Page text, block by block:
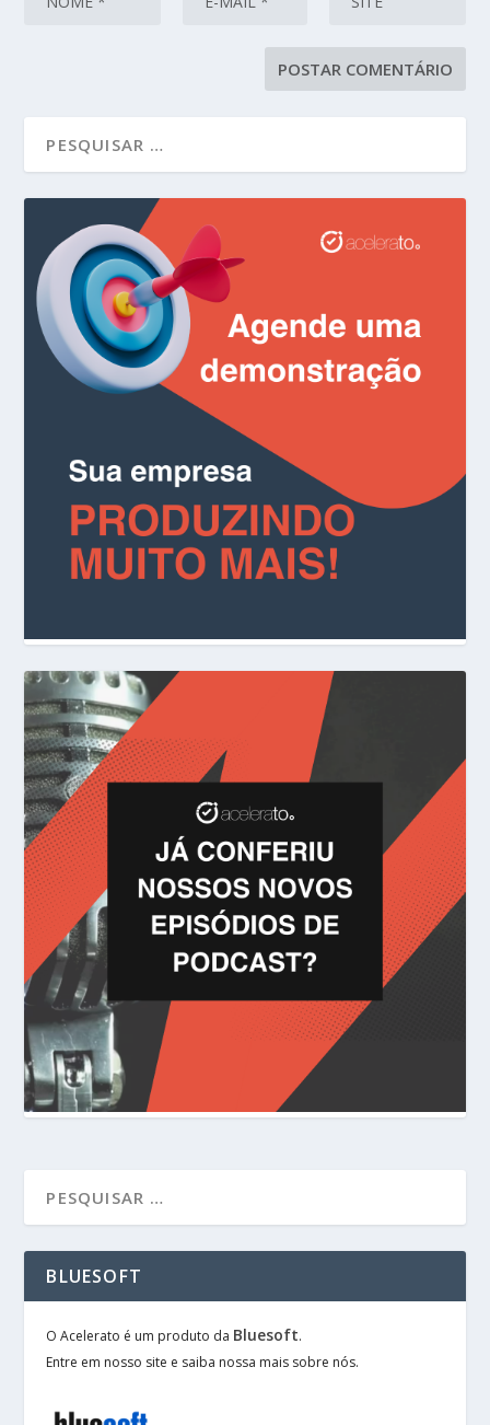
BLUESOFT
O Acelerato é um produto da Bluesoft.
Entre em nosso site e saiba nossa mais sobre nós.